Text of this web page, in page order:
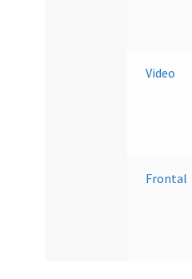
Video
Frontal